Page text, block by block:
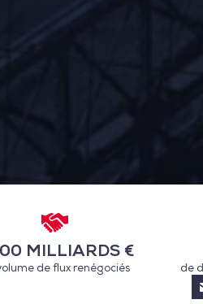
Customize your
MILLIARDS €
de flux renégociés de